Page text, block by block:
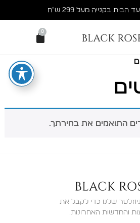
בקנייה מעל 299 ש״ח
0
התואמים את בחירתך.
והחדשות האחרונות.